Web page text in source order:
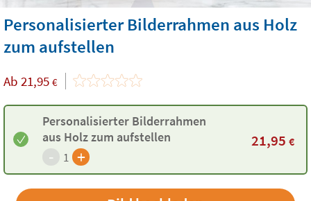
Personalisierter Bilderrahmen aus Holz
zum aufstellen
Ab 21,95 €
Personalisierter Bilderrahmen
aus Holz zum aufstellen
- 1 +
21,95 €